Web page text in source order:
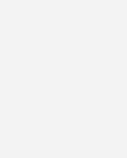
Thema Fliese im modernen
zogen eine positive Bilanz,
persönlichem Austausch als
■